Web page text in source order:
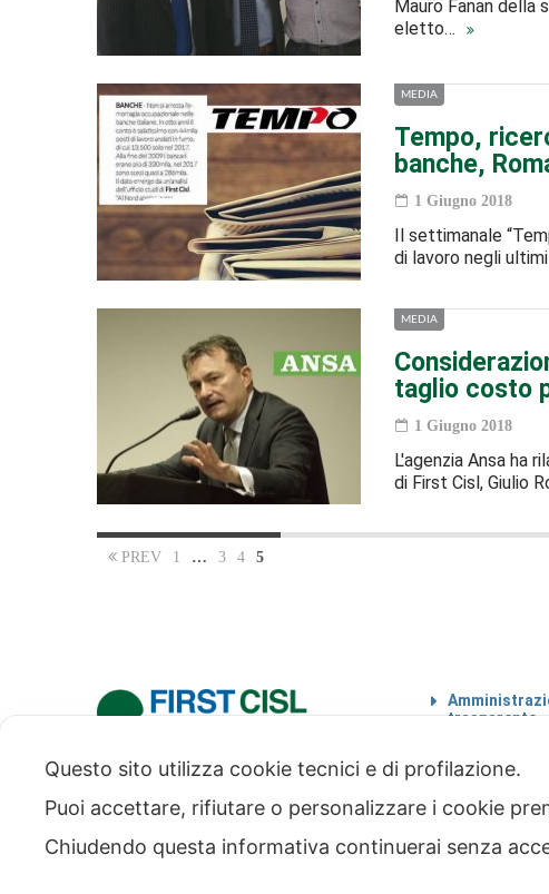
Mauro Fanan della
eletto…
MEDIA
Tempo,
banche,
1 Giugno 2018
Il settimanale
di lavoro negli
MEDIA
taglio costo
1 Giugno 2018
L'agenzia Ansa ha
di First Cisl, Giulio
PREV 1 … 3 4 5
via Modena 5, 00184 Roma
fax: +39 06 4746136
info@firstcisl.it
trasparente
Questo sito utilizza cookie tecnici e di profilazione.
Puoi accettare, rifiutare o personalizzare i cookie
Chiudendo questa informativa continuerai senza